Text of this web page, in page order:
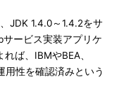
JDK 1.4.0～1.4.2をサ
ービス実装アプリケ
ば、IBMやBEA、
性を確認済みという